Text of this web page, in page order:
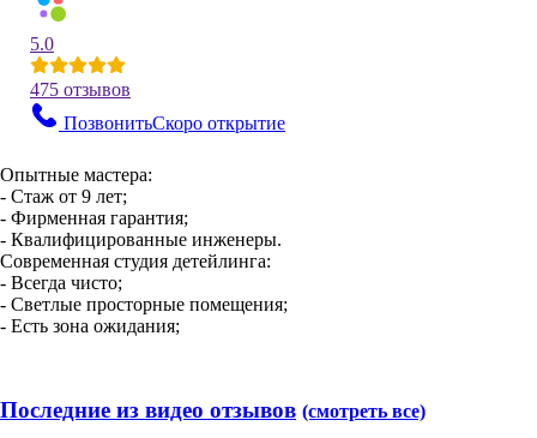
5.0
475 отзывов
ПозвонитьСкоро открытие
Опытные мастера:
- Стаж от 9 лет;
- Фирменная гарантия;
- Квалифицированные инженеры.
Современная студия детейлинга:
- Всегда чисто;
- Светлые просторные помещения;
- Есть зона ожидания;
Последние из видео отзывов (смотреть все)